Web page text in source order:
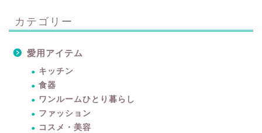
カテゴリー
愛用アイテム
キッチン
食器
ワンルームひとり暮らし
ファッション
コスメ・美容